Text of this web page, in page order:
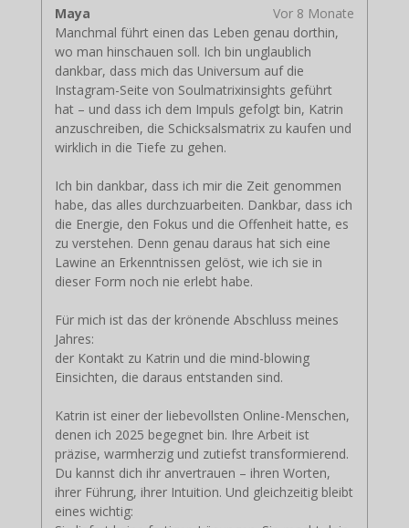
Maya
Vor 8 Monate
Manchmal führt einen das Leben genau dorthin,
wo man hinschauen soll. Ich bin unglaublich
dankbar, dass mich das Universum auf die
Instagram-Seite von Soulmatrixinsights geführt
hat – und dass ich dem Impuls gefolgt bin, Katrin
anzuschreiben, die Schicksalsmatrix zu kaufen und
wirklich in die Tiefe zu gehen.
Ich bin dankbar, dass ich mir die Zeit genommen
habe, das alles durchzuarbeiten. Dankbar, dass ich
die Energie, den Fokus und die Offenheit hatte, es
zu verstehen. Denn genau daraus hat sich eine
Lawine an Erkenntnissen gelöst, wie ich sie in
dieser Form noch nie erlebt habe.
Für mich ist das der krönende Abschluss meines
Jahres:
der Kontakt zu Katrin und die mind-blowing
Einsichten, die daraus entstanden sind.
Katrin ist einer der liebevollsten Online-Menschen,
denen ich 2025 begegnet bin. Ihre Arbeit ist
präzise, warmherzig und zutiefst transformierend.
Du kannst dich ihr anvertrauen – ihren Worten,
ihrer Führung, ihrer Intuition. Und gleichzeitig bleibt
eines wichtig: